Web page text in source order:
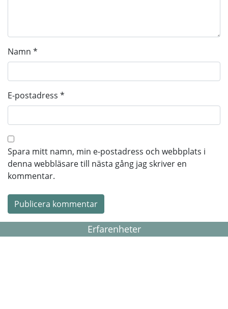
Namn *
E-postadress *
Spara mitt namn, min e-postadress och webbplats i
denna webbläsare till nästa gång jag skriver en
kommentar.
Erfarenheter